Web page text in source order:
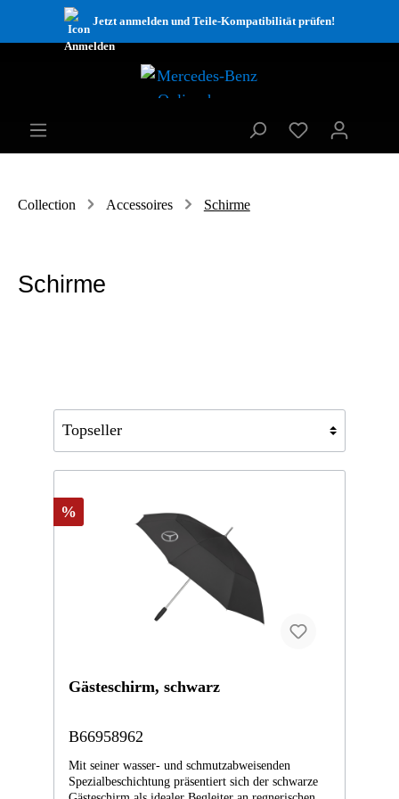
Jetzt anmelden und Teile-Kompatibilität prüfen!
Collection Accessoires Schirme
Schirme
%
Gästeschirm, schwarz
B66958962
Mit seiner wasser- und schmutzabweisenden
Spezialbeschichtung präsentiert sich der schwarze